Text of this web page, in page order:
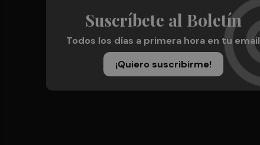
Suscríbete al Boletín
Todos los días a primera hora en tu email
¡Quiero suscribirme!